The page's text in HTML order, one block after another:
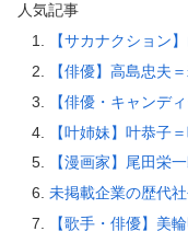
人気記事
【サカナクション
【俳優】高島忠夫
【俳優・キャンデ
【叶姉妹】叶恭子
【漫画家】尾田栄
未掲載企業の歴代
【歌手・俳優】美